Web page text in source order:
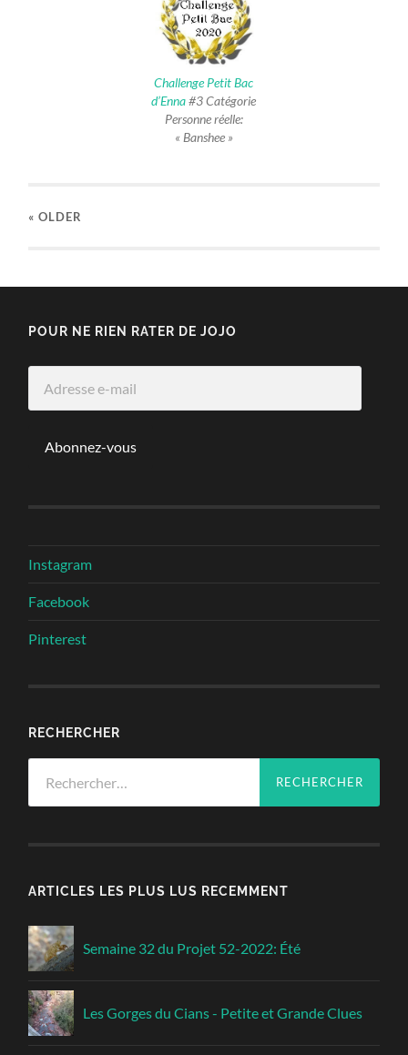
Challenge Petit Bac
d’Enna#3 Catégorie
Personne réelle:
« Banshee »
« OLDER
POUR NE RIEN RATER DE JOJO
Abonnez-vous
Instagram
Facebook
Pinterest
RECHERCHER
ARTICLES LES PLUS LUS RECEMMENT
Semaine 32 du Projet 52-2022: Été
Les Gorges du Cians - Petite et Grande Clues